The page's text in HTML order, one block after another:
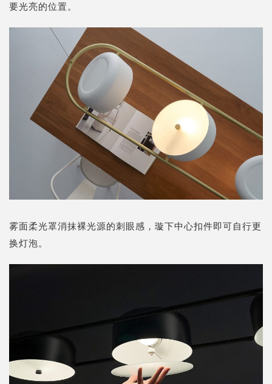
要光亮的位置。
雾面柔光罩消抹裸光源的刺眼感，璇下中心扣件即可自行更
换灯泡。